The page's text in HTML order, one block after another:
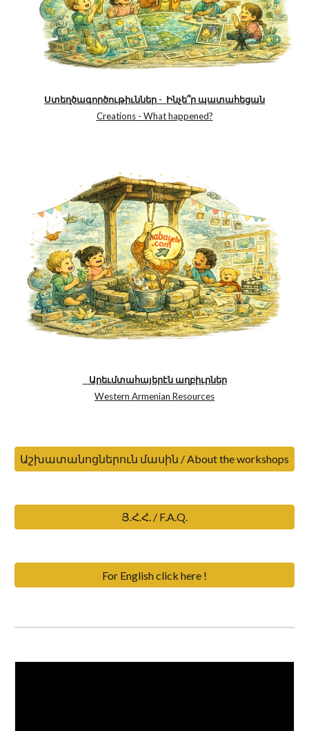
Ստեղծագործութիւններ - Ինչե՞ր պատահեցան
Creations - What happened?
Արեւմտահայերէն աղբիւրներ
Western Armenian Resources
Աշխատանոցներուն մասին / About the workshops
Յ.Հ.Հ. / F.A.Q.
For English click here !